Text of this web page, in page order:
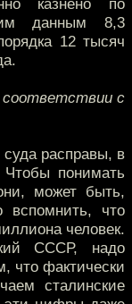
казнено по
данным 8,3
12 тысяч
соответствии с
расправы, в
понимать
может быть,
вспомнить, что
человек.
СССР, надо
что фактически
сталинские